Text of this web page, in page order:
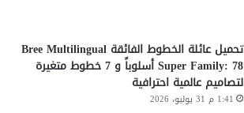
تحميل عائلة الخطوط الفائقة Bree Multilingual
Super Family: 78 أسلوباً و 7 خطوط متغيرة
لتصاميم عالمية احترافية
1:41 م 31 يوليو، 2026